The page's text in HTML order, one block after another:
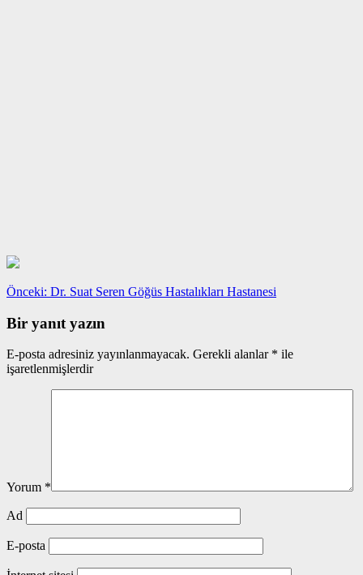
Yazı
gezinmesi
Önceki: Önceki
Dr. Suat Seren Göğüs Hastalıkları Hastanesi
Bir yanıt yazın
E-posta adresiniz yayınlanmayacak. Gerekli alanlar * ile
işaretlenmişlerdir
Yorum *
Ad
E-posta